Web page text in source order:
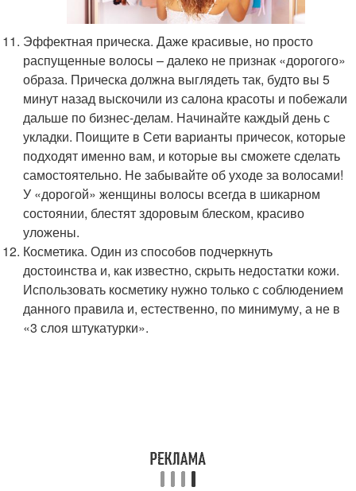
Эффектная прическа. Даже красивые, но просто
распущенные волосы – далеко не признак «дорогого»
образа. Прическа должна выглядеть так, будто вы 5
минут назад выскочили из салона красоты и побежали
дальше по бизнес-делам. Начинайте каждый день с
укладки. Поищите в Сети варианты причесок, которые
подходят именно вам, и которые вы сможете сделать
самостоятельно. Не забывайте об уходе за волосами!
У «дорогой» женщины волосы всегда в шикарном
состоянии, блестят здоровым блеском, красиво
уложены.
Косметика. Один из способов подчеркнуть
достоинства и, как известно, скрыть недостатки кожи.
Использовать косметику нужно только с соблюдением
данного правила и, естественно, по минимуму, а не в
«3 слоя штукатурки».